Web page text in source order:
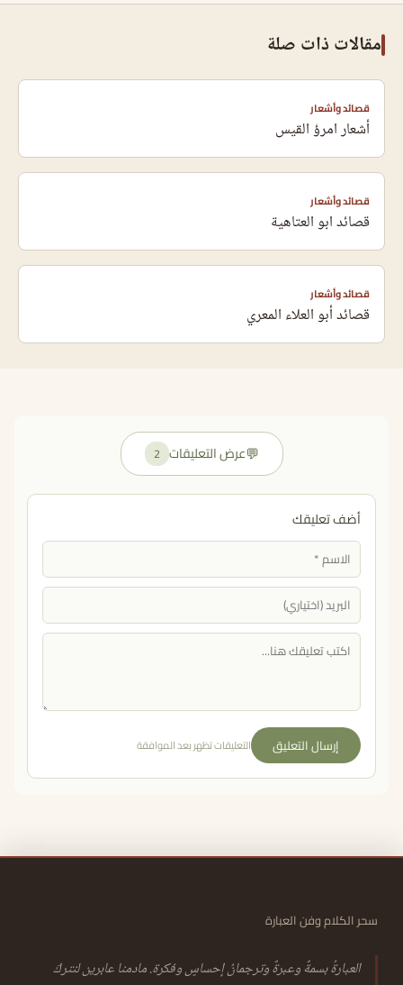
مقالات ذات صلة
قصائد وأشعار
أشعار امرؤ القيس
قصائد وأشعار
قصائد ابو العتاهية
قصائد وأشعار
قصائد أبو العلاء المعري
💬عرض التعليقات 2
أضف تعليقك
إرسال التعليق التعليقات تظهر بعد الموافقة
سحر الكلام وفن العبارة
العبارةُ بسمةٌ وعبرةٌ وترجمانُ إحساسٍ وفكرة. مادمنا عابرين لنتركَ